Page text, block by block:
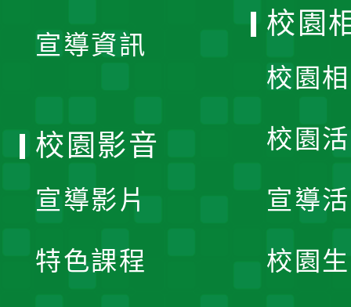
宣導資訊
校園
校園
校園
宣導
校園
校園影音
宣導影片
特色課程